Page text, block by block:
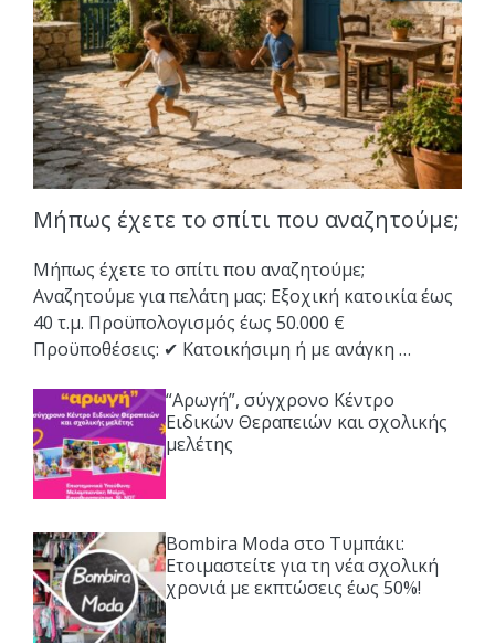
Μήπως έχετε το σπίτι που αναζητούμε;
Μήπως έχετε το σπίτι που αναζητούμε;
Αναζητούμε για πελάτη μας: Εξοχική κατοικία έως
40 τ.μ. Προϋπολογισμός έως 50.000 €
Προϋποθέσεις: ✔ Κατοικήσιμη ή με ανάγκη …
“Αρωγή”, σύγχρονο Κέντρο
Ειδικών Θεραπειών και σχολικής
μελέτης
Bombira Moda στο Τυμπάκι:
Ετοιμαστείτε για τη νέα σχολική
χρονιά με εκπτώσεις έως 50%!